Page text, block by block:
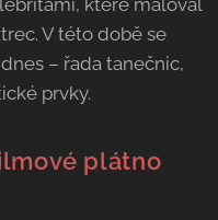
které maloval
V této době se
– řada tanečnic,
prvky.
plátno